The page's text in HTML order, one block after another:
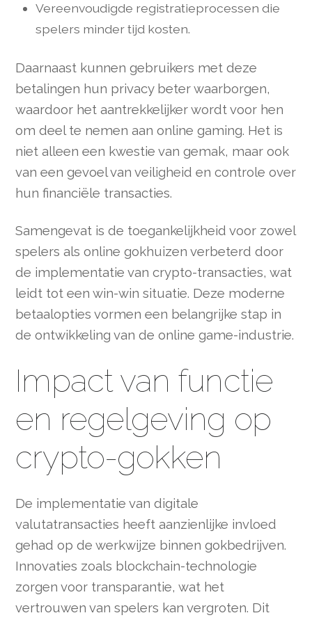
Vereenvoudigde registratieprocessen die
spelers minder tijd kosten.
Daarnaast kunnen gebruikers met deze
betalingen hun privacy beter waarborgen,
waardoor het aantrekkelijker wordt voor hen
om deel te nemen aan online gaming. Het is
niet alleen een kwestie van gemak, maar ook
van een gevoel van veiligheid en controle over
hun financiële transacties.
Samengevat is de toegankelijkheid voor zowel
spelers als online gokhuizen verbeterd door
de implementatie van crypto-transacties, wat
leidt tot een win-win situatie. Deze moderne
betaalopties vormen een belangrijke stap in
de ontwikkeling van de online game-industrie.
Impact van functie
en regelgeving op
crypto-gokken
De implementatie van digitale
valutatransacties heeft aanzienlijke invloed
gehad op de werkwijze binnen gokbedrijven.
Innovaties zoals blockchain-technologie
zorgen voor transparantie, wat het
vertrouwen van spelers kan vergroten. Dit